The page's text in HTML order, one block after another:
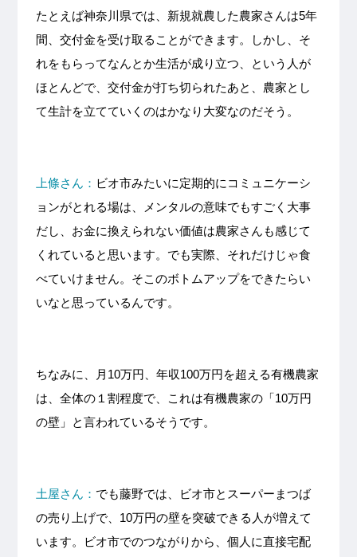
たとえば神奈川県では、新規就農した農家さんは5年
間、交付金を受け取ることができます。しかし、そ
れをもらってなんとか生活が成り立つ、という人が
ほとんどで、交付金が打ち切られたあと、農家とし
て生計を立てていくのはかなり大変なのだそう。
上條さん： ビオ市みたいに定期的にコミュニケーシ
ョンがとれる場は、メンタルの意味でもすごく大事
だし、お金に換えられない価値は農家さんも感じて
くれていると思います。でも実際、それだけじゃ食
べていけません。そこのボトムアップをできたらい
いなと思っているんです。
ちなみに、月10万円、年収100万円を超える有機農家
は、全体の１割程度で、これは有機農家の「10万円
の壁」と言われているそうです。
土屋さん： でも藤野では、ビオ市とスーパーまつば
の売り上げで、10万円の壁を突破できる人が増えて
います。ビオ市でのつながりから、個人に直接宅配